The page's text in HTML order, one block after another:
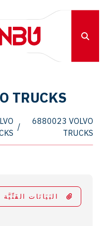
TRUCKS
/
6880023 VOLVO
TRUCKS
البَيَانَات الفَنِّيَّة